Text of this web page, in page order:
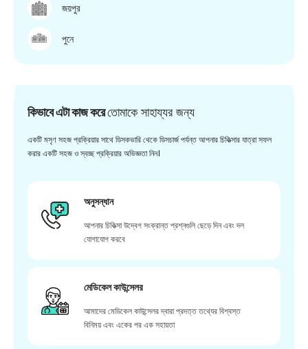
জয়পুর
পুনে
কিভাবে এটা কাজ করেতোমাকে সাহায্যর জন্য
একটি মসৃণ সহজ প্রক্রিয়ার সাথে ডিসকভারি থেকে ডিসচার্জ পর্যন্ত আপনার চিকিত্সার যাত্রা সফল
করার একটি সহজ ও স্বচ্ছ প্রক্রিয়ার অভিজ্ঞতা নিন।
অনুসন্ধান
আপনার চিকিত্সা উদ্বেগ সংক্রান্ত প্রশ্নগুলি ছেড়ে দিন এবং দল
যোগাযোগ করবে
মেডিকেল কাউন্সেলর
আমাদের মেডিকেল কাউন্সেলর দ্বারা প্রদত্ত তথ্যের বিশ্বস্ত
বিনিময় এবং একের পর এক সহায়তা